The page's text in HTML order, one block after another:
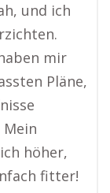
und ich
mir
Pläne,
höher,
fitter!